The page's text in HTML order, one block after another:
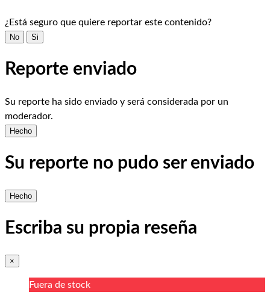
¿Está seguro que quiere reportar este contenido?
No Si
Reporte enviado
Su reporte ha sido enviado y será considerada por un
moderador.
Hecho
Su reporte no pudo ser enviado
Hecho
Escriba su propia reseña
×
Fuera de stock